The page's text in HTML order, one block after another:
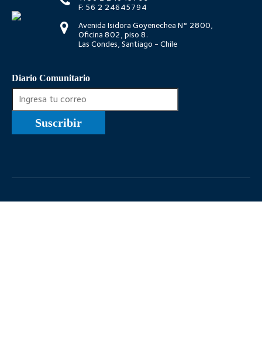
F: 56 2 24645794
Avenida Isidora Goyenechea N° 2800,
Oficina 802, piso 8.
Las Condes, Santiago - Chile
Diario Comunitario